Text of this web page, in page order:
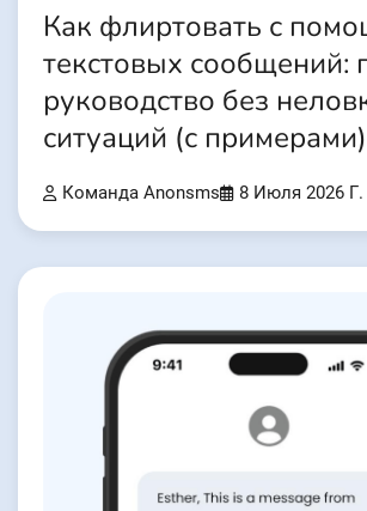
Как флиртовать с
текстовых сообщений:
руководство без
ситуаций (с примерами)
Команда Anonsms 8 Июля 2026 Г.